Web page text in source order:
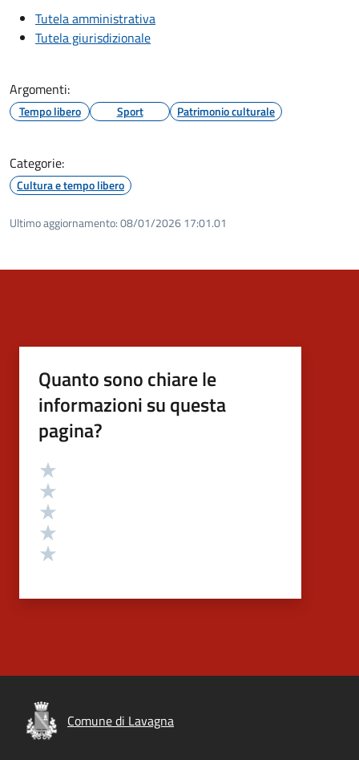
Tutela amministrativa
Tutela giurisdizionale
Argomenti:
Tempo libero Sport Patrimonio culturale
Categorie:
Cultura e tempo libero
Ultimo aggiornamento:08/01/2026 17:01.01
Quanto sono chiare le
informazioni su questa
pagina?
Valutazione
Comune di Lavagna